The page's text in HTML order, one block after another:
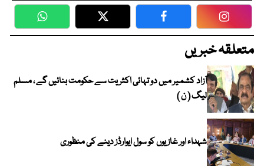
WhatsApp Twitter Facebook
متعلقہ خبریں
آزاد کشمیر میں دو تہائی اکثریت سے حکومت بنائیں گے ، مسلم
لیگ ( ن )
شہداء اور غازیوں کو سول ایوارڈز دینے کی منظوری